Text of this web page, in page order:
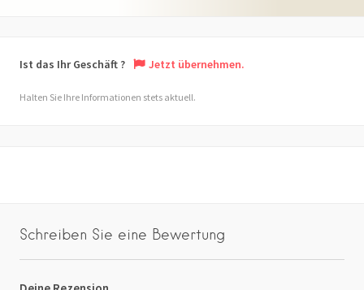
Ist das Ihr Geschäft ? Jetzt übernehmen.
Halten Sie Ihre Informationen stets aktuell.
Schreiben Sie eine Bewertung